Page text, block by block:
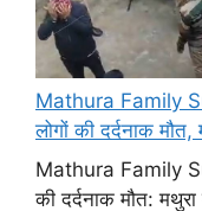
Mathura Family
लोगों की दर्दनाक मौत,
Mathura Family
की दर्दनाक मौत: